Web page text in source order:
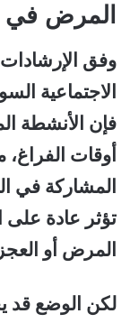
المرض في
وفق
فإن الأنشطة
أوقات
المشاركة في
تؤثر عادة
المرض أو
لكن الوضع قد